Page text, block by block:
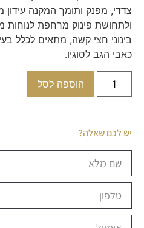
צדדי, מפנק ותומך המקנה
ולתחושת פינוק מרחפת לנוחות
בינוני חצי קשה, מתאים לכלל
כאבי הגב לסוגיו.
הוספה לסל
יש לכם שאלה?